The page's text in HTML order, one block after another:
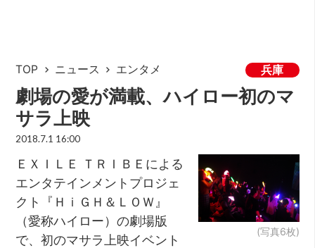
TOP ニュース エンタメ 兵庫
劇場の愛が満載、ハイロー初のマ
サラ上映
2018.7.1 16:00
(写真6枚)
ＥＸＩＬＥ ＴＲＩＢＥによる
エンタテインメントプロジェ
クト『ＨｉＧＨ＆ＬＯＷ』
（愛称ハイロー）の劇場版
で、初のマサラ上映イベント